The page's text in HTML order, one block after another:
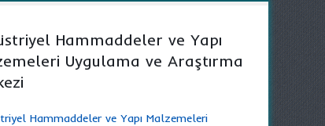
Hammaddeler ve Yapı
Uygulama ve Araştırma
Hammaddeler ve Yapı Malzemeleri